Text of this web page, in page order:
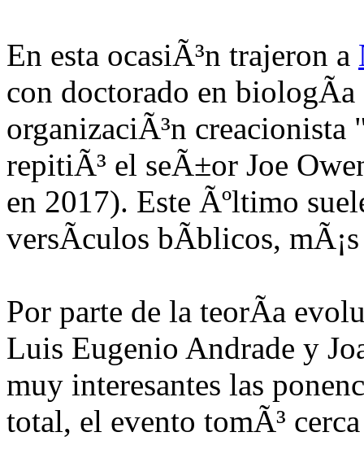
En esta ocasiÃ³n trajeron a
con doctorado en
organizaciÃ³n creacionista
repitiÃ³ el seÃ±or Joe
en 2017). Este Ãºltimo
versÃ­culos bÃ­blicos,
Por parte de la teorÃ­a
Luis Eugenio Andrade y
muy interesantes las
total, el evento tomÃ³